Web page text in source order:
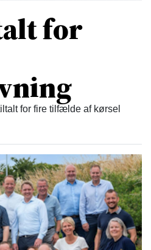
for
for fire tilfælde af kørsel